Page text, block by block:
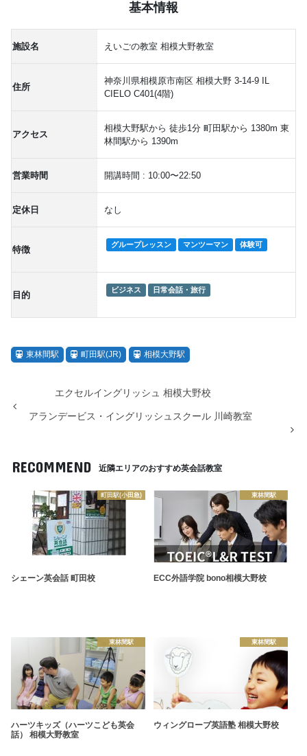
基本情報
施設名 えいごの教室 相模大野教室
住所
神奈川県相模原市南区 相模大野 3-14-9 IL
CIELO C401(4階)
アクセス
相模大野駅から 徒歩1分 町田駅から 1380m 東
林間駅から 1390m
営業時間 開講時間 : 10:00〜22:50
定休日 なし
特徴 グループレッスン マンツーマン 体験可
目的 ビジネス 日常会話・旅行
東林間駅 町田駅(JR) 相模大野駅
エクセルイングリッシュ 相模大野校
アランデービス・イングリッシュスクール 川崎教室
RECOMMEND 近隣エリアのおすすめ英会話教室
町田駅(小田急)
シェーン英会話 町田校
東林間駅
ECC外語学院 bono相模大野校
東林間駅
ハーツキッズ（ハーツこども英会
話） 相模大野教室
東林間駅
ウィングローブ英語塾 相模大野校